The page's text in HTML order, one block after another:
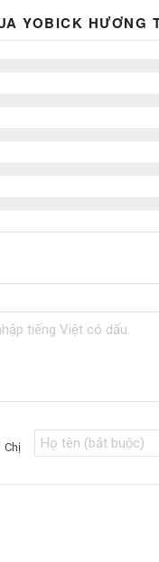
YOBICK HƯƠNG
Chị